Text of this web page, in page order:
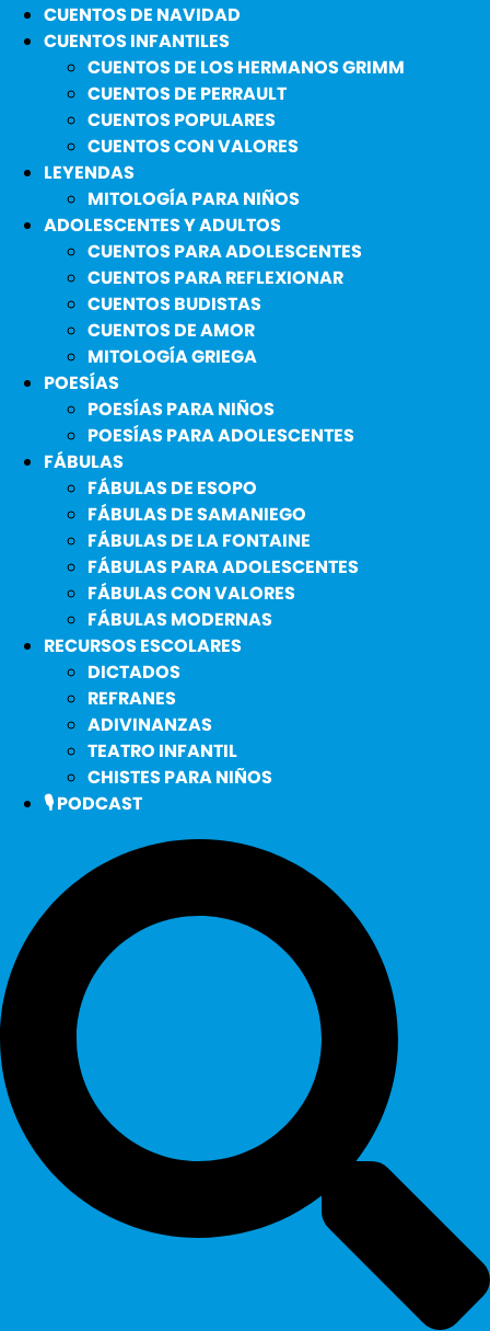
CUENTOS DE NAVIDAD
CUENTOS INFANTILES
CUENTOS DE LOS HERMANOS GRIMM
CUENTOS DE PERRAULT
CUENTOS POPULARES
CUENTOS CON VALORES
LEYENDAS
MITOLOGÍA PARA NIÑOS
ADOLESCENTES Y ADULTOS
CUENTOS PARA ADOLESCENTES
CUENTOS PARA REFLEXIONAR
CUENTOS BUDISTAS
CUENTOS DE AMOR
MITOLOGÍA GRIEGA
POESÍAS
POESÍAS PARA NIÑOS
POESÍAS PARA ADOLESCENTES
FÁBULAS
FÁBULAS DE ESOPO
FÁBULAS DE SAMANIEGO
FÁBULAS DE LA FONTAINE
FÁBULAS PARA ADOLESCENTES
FÁBULAS CON VALORES
FÁBULAS MODERNAS
RECURSOS ESCOLARES
DICTADOS
REFRANES
ADIVINANZAS
TEATRO INFANTIL
CHISTES PARA NIÑOS
🎙️ PODCAST